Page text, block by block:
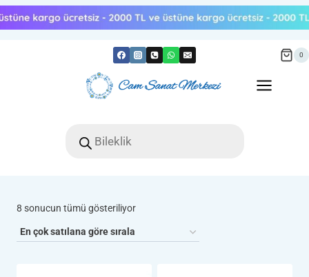
Skip
to
0
search
8 sonucun tümü gösteriliyorPopülerliğe